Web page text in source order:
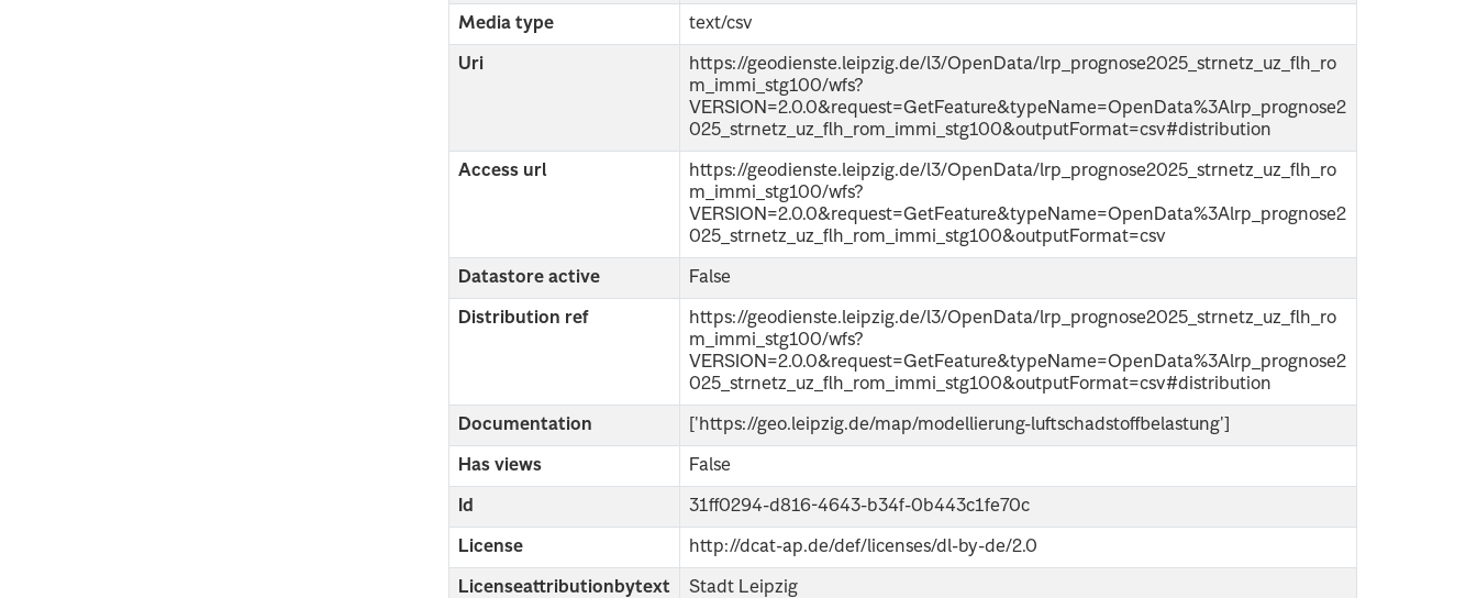
Media type text/csv
Uri
https://geodienste.leipzig.de/l3/OpenData/lrp_prognose2025_strnetz_uz_flh_ro
m_immi_stg100/wfs?
VERSION=2.0.0&request=GetFeature&typeName=OpenData%3Alrp_prognose2
025_strnetz_uz_flh_rom_immi_stg100&outputFormat=csv#distribution
Access url
https://geodienste.leipzig.de/l3/OpenData/lrp_prognose2025_strnetz_uz_flh_ro
m_immi_stg100/wfs?
VERSION=2.0.0&request=GetFeature&typeName=OpenData%3Alrp_prognose2
025_strnetz_uz_flh_rom_immi_stg100&outputFormat=csv
Datastore active False
Distribution ref
https://geodienste.leipzig.de/l3/OpenData/lrp_prognose2025_strnetz_uz_flh_ro
m_immi_stg100/wfs?
VERSION=2.0.0&request=GetFeature&typeName=OpenData%3Alrp_prognose2
025_strnetz_uz_flh_rom_immi_stg100&outputFormat=csv#distribution
Documentation ['https://geo.leipzig.de/map/modellierung-luftschadstoffbelastung']
Has views False
Id 31ff0294-d816-4643-b34f-0b443c1fe70c
License http://dcat-ap.de/def/licenses/dl-by-de/2.0
Licenseattributionbytext Stadt Leipzig